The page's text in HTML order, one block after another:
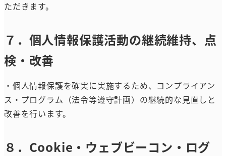
ただきます。
７．個人情報保護活動の継続維持、点
検・改善
・個人情報保護を確実に実施するため、コンプライアン
ス・プログラム（法令等遵守計画）の継続的な見直しと
改善を行います。
８．Cookie・ウェブビーコン・ログ